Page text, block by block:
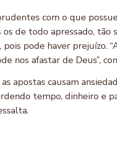
com o que
de todo apressado, tão
pode haver prejuízo.
nos afastar de Deus”,
apostas causam
tempo, dinheiro e